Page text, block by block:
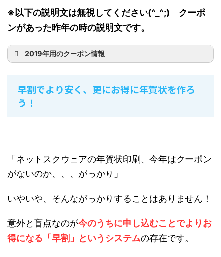
※以下の説明文は無視してください(^_^;) クーポ
ンがあった昨年の時の説明文です。
2019年用のクーポン情報
nenga2019
早割でより安く、更にお得に年賀状を作ろ
う！
「ネットスクウェアの年賀状印刷、今年はクーポン
がないのか、、、がっかり」
いやいや、そんながっかりすることはありません！
意外と盲点なのが今のうちに申し込むことでよりお
得になる「早割」というシステムの存在です。